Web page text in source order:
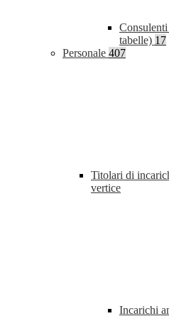
tabelle) 17
Personale 407
Titolari di
vertice
Incarichi